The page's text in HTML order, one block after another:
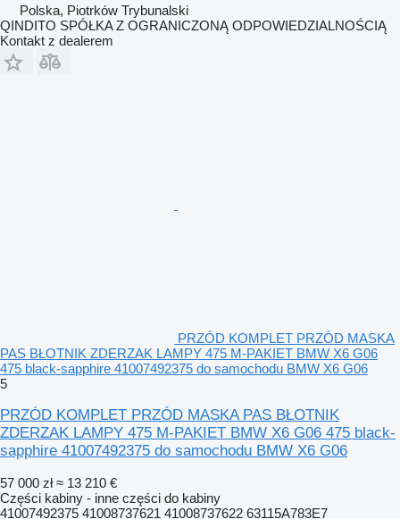
Polska, Piotrków Trybunalski
QINDITO SPÓŁKA Z OGRANICZONĄ ODPOWIEDZIALNOŚCIĄ
Kontakt z dealerem
PRZÓD KOMPLET PRZÓD MASKA
PAS BŁOTNIK ZDERZAK LAMPY 475 M-PAKIET BMW X6 G06
475 black-sapphire 41007492375 do samochodu BMW X6 G06
5
PRZÓD KOMPLET PRZÓD MASKA PAS BŁOTNIK
ZDERZAK LAMPY 475 M-PAKIET BMW X6 G06 475 black-
sapphire 41007492375 do samochodu BMW X6 G06
57 000 zł ≈ 13 210 €
Części kabiny - inne części do kabiny
41007492375 41008737621 41008737622 63115A783E7